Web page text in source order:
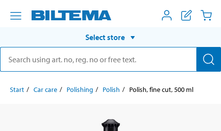
Select store
Start Car care Polishing Polish Polish, fine cut, 500 ml